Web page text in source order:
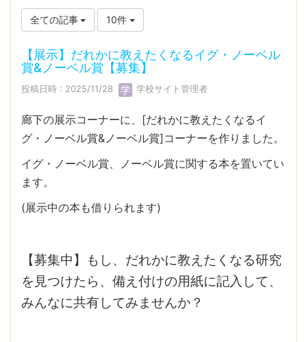
全ての記事 10件
【展示】だれかに教えたくなるイグ・ノーベル
賞&ノーベル賞【募集】
投稿日時 : 2025/11/28 学校サイト管理者
廊下の展示コーナーに、[だれかに教えたくなるイ
グ・ノーベル賞&ノーベル賞]コーナーを作りました。
イグ・ノーベル賞、ノーベル賞に関する本を置いてい
ます。
(展示中の本も借りられます)
【募集中】もし、だれかに教えたくなる研究
を見つけたら、備え付けの用紙に記入して、
みんなに共有してみませんか？